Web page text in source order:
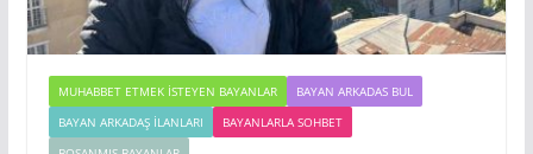
MUHABBET ETMEK İSTEYEN BAYANLAR
BAYAN ARKADAS BUL
BAYAN ARKADAŞ İLANLARI
BAYANLARLA SOHBET